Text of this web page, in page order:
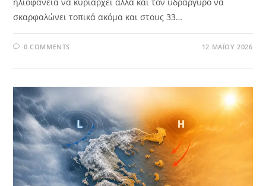
σκαρφαλώνει τοπικά ακόμα και στους 33…
0 COMMENTS 12 ΜΑΪ́ΟΥ 2026